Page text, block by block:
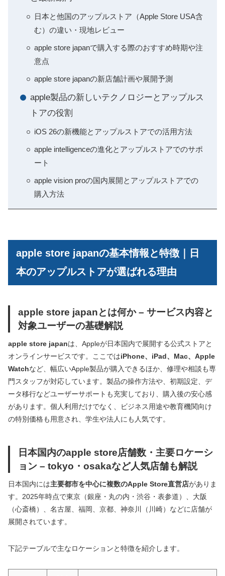
日本と他国のアップルストア（Apple Store USA含
む）の違い・現地レビュー
apple store japanで購入する際のおすすめ時期や注
意点
apple store japanの新店舗計画や展開予測
apple製品の新しいテクノロジーとアップルス
トアの役割
iOS 26の新機能とアップルストアでの活用方法
apple intelligenceの進化とアップルストアでのサポ
ート
apple vision proの国内展開とアップルストアでの
購入方法
apple store japanの基本情報と特徴｜日
本のアップルストアが選ばれる理由
apple store japanとは何か – サービス内容と
対象ユーザーの基礎解説
apple store japanは、Appleが日本国内で展開する公式ストアと
オンラインサービスです。ここではiPhone、iPad、Mac、Apple
Watchなど、幅広いApple製品が購入できるほか、修理や相談も専
門スタッフが対応しています。製品の操作方法や、初期設定、デ
ータ移行などユーザーサポートも充実しており、購入後の安心感
があります。個人利用だけでなく、ビジネス用途や教育機関向け
の特別価格も用意され、学生や法人にも人気です。
日本国内のapple store店舗数・主要ロケーシ
ョン – tokyo・osakaなど人気店舗も解説
日本国内には主要都市を中心に複数のApple Store直営店がありま
す。2025年時点で東京（銀座・丸の内・渋谷・表参道）、大阪
（心斎橋）、名古屋、福岡、京都、神奈川（川崎）などに店舗が
展開されています。
下記テーブルで主なロケーションと特徴を紹介します。